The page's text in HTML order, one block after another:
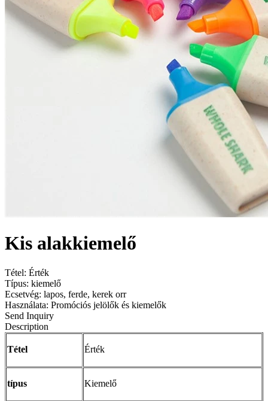
Kis alakkiemelő
Tétel: Érték
Típus: kiemelő
Ecsetvég: lapos, ferde, kerek orr
Használata: Promóciós jelölők és kiemelők
Send Inquiry
Description
Tétel Érték
típus Kiemelő